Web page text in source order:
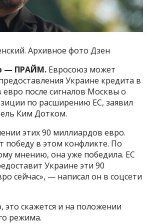
Архивное фото Дзен
— ПРАЙМ. Евросоюз может
Украине кредита в
после сигналов Москвы о
по расширению ЕС, заявил
Ким Дотком.
этих 90 миллиардов евро.
победу в этом конфликте. По
мнению, она уже победила. ЕС
Украине эти 90
сейчас», — написал он в соцсети
скажется и на положении
режима.